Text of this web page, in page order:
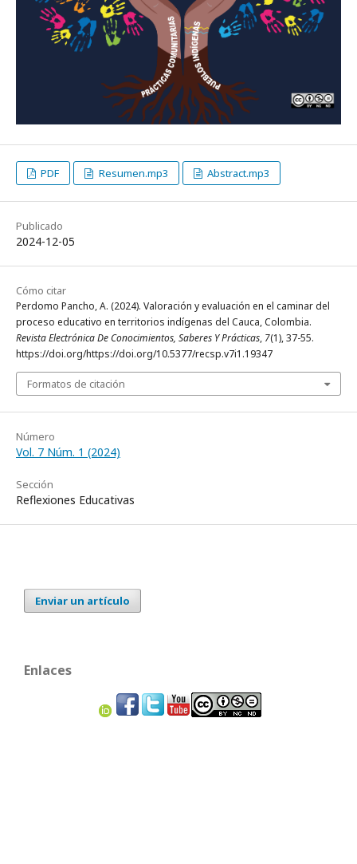
PDF Resumen.mp3 Abstract.mp3
Publicado
2024-12-05
Cómo citar
Perdomo Pancho, A. (2024). Valoración y evaluación en el caminar del
proceso educativo en territorios indígenas del Cauca, Colombia.
Revista Electrónica De Conocimientos, Saberes Y Prácticas, 7(1), 37-55.
https://doi.org/https://doi.org/10.5377/recsp.v7i1.19347
Formatos de citación
Número
Vol. 7 Núm. 1 (2024)
Sección
Reflexiones Educativas
Enviar un artículo
Enlaces